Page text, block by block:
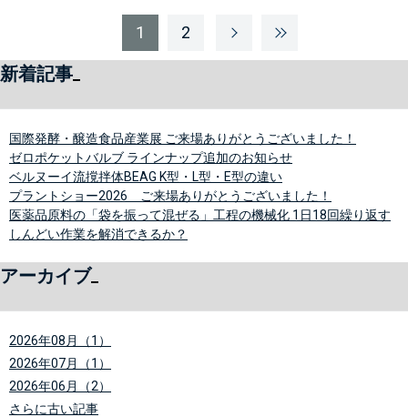
1 2
新着記事
国際発酵・醸造食品産業展 ご来場ありがとうございました！
ゼロポケットバルブ ラインナップ追加のお知らせ
ベルヌーイ流撹拌体BEAG K型・L型・E型の違い
プラントショー2026 ご来場ありがとうございました！
医薬品原料の「袋を振って混ぜる」工程の機械化 1日18回繰り返す
しんどい作業を解消できるか？
アーカイブ
2026年08月（1）
2026年07月（1）
2026年06月（2）
さらに古い記事